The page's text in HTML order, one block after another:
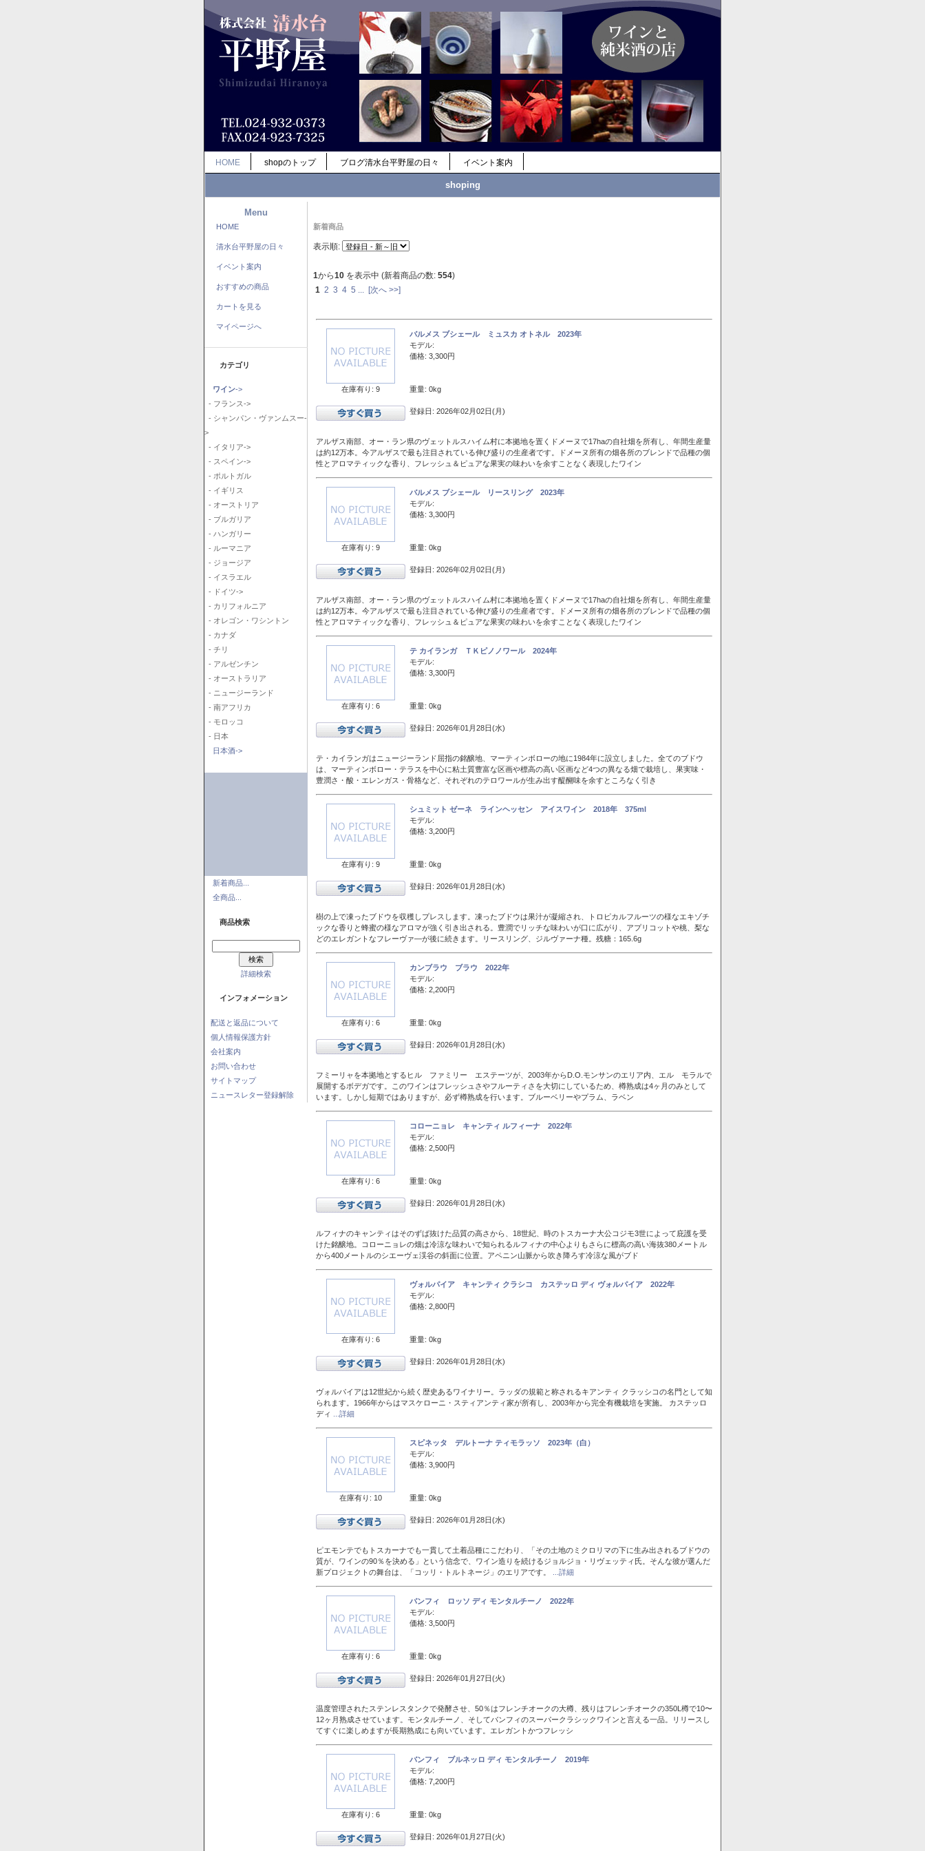
HOME shopのトップ ブログ清水台平野屋の日々 イベント案内
shoping
Menu
HOME
清水台平野屋の日々
イベント案内
おすすめの商品
カートを見る
マイページへ
カテゴリ
ワイン->
- フランス->
- シャンパン・ヴァンムスー-
>
- イタリア->
- スペイン->
- ポルトガル
- イギリス
- オーストリア
- ブルガリア
- ハンガリー
- ルーマニア
- ジョージア
- イスラエル
- ドイツ->
- カリフォルニア
- オレゴン・ワシントン
- カナダ
- チリ
- アルゼンチン
- オーストラリア
- ニュージーランド
- 南アフリカ
- モロッコ
- 日本
日本酒->
新着商品...
全商品...
商品検索
詳細検索
インフォメーション
配送と返品について
個人情報保護方針
会社案内
お問い合わせ
サイトマップ
ニュースレター登録解除
新着商品
表示順:
1から10 を表示中 (新着商品の数: 554)
1 2 3 4 5 [次へ >>]
在庫有り: 9
バルメス ブシェール ミュスカ オトネル 2023年
モデル:
価格: 3,300円
重量: 0kg
登録日: 2026年02月02日(月)
アルザス南部、オー・ラン県のヴェットルスハイム村に本拠地を置くドメーヌで17haの自社畑を所有し、年間生産量
は約12万本。今アルザスで最も注目されている伸び盛りの生産者です。ドメーヌ所有の畑各所のブレンドで品種の個
性とアロマティックな香り、フレッシュ＆ピュアな果実の味わいを余すことなく表現したワイン
在庫有り: 9
バルメス ブシェール リースリング 2023年
モデル:
価格: 3,300円
重量: 0kg
登録日: 2026年02月02日(月)
アルザス南部、オー・ラン県のヴェットルスハイム村に本拠地を置くドメーヌで17haの自社畑を所有し、年間生産量
は約12万本。今アルザスで最も注目されている伸び盛りの生産者です。ドメーヌ所有の畑各所のブレンドで品種の個
性とアロマティックな香り、フレッシュ＆ピュアな果実の味わいを余すことなく表現したワイン
在庫有り: 6
テ カイランガ ＴＫピノノワール 2024年
モデル:
価格: 3,300円
重量: 0kg
登録日: 2026年01月28日(水)
テ・カイランガはニュージーランド屈指の銘醸地、マーティンボローの地に1984年に設立しました。全てのブドウ
は、マーティンボロー・テラスを中心に粘土質豊富な区画や標高の高い区画など4つの異なる畑で栽培し、果実味・
豊潤さ・酸・エレンガス・骨格など、それぞれのテロワールが生み出す醍醐味を余すところなく引き
在庫有り: 9
シュミット ゼーネ ラインヘッセン アイスワイン 2018年 375ml
モデル:
価格: 3,200円
重量: 0kg
登録日: 2026年01月28日(水)
樹の上で凍ったブドウを収穫しプレスします。凍ったブドウは果汁が凝縮され、トロピカルフルーツの様なエキゾチ
ックな香りと蜂蜜の様なアロマが強く引き出される。豊潤でリッチな味わいが口に広がり、アプリコットや桃、梨な
どのエレガントなフレーヴァ―が後に続きます。リースリング、ジルヴァーナ種。残糖：165.6g
在庫有り: 6
カンブラウ ブラウ 2022年
モデル:
価格: 2,200円
重量: 0kg
登録日: 2026年01月28日(水)
フミーリャを本拠地とするヒル ファミリー エステーツが、2003年からD.O.モンサンのエリア内、エル モラルで
展開するボデガです。このワインはフレッシュさやフルーティさを大切にしているため、樽熟成は4ヶ月のみとして
います。しかし短期ではありますが、必ず樽熟成を行います。ブルーベリーやプラム、ラベン
在庫有り: 6
コローニョレ キャンティ ルフィーナ 2022年
モデル:
価格: 2,500円
重量: 0kg
登録日: 2026年01月28日(水)
ルフィナのキャンティはそのずば抜けた品質の高さから、18世紀、時のトスカーナ大公コジモ3世によって庇護を受
けた銘醸地。コローニョレの畑は冷涼な味わいで知られるルフィナの中心よりもさらに標高の高い海抜380メートル
から400メートルのシエーヴェ渓谷の斜面に位置。アペニン山脈から吹き降ろす冷涼な風がブド
在庫有り: 6
ヴォルパイア キャンティ クラシコ カステッロ ディ ヴォルパイア 2022年
モデル:
価格: 2,800円
重量: 0kg
登録日: 2026年01月28日(水)
ヴォルパイアは12世紀から続く歴史あるワイナリー。ラッダの規範と称されるキアンティ クラッシコの名門として知
られます。1966年からはマスケローニ・スティアンティ家が所有し、2003年から完全有機栽培を実施。 カステッロ
ディ
...詳細
在庫有り: 10
スピネッタ デルトーナ ティモラッソ 2023年（白）
モデル:
価格: 3,900円
重量: 0kg
登録日: 2026年01月28日(水)
ピエモンテでもトスカーナでも一貫して土着品種にこだわり、「その土地のミクロリマの下に生み出されるブドウの
質が、ワインの90％を決める」という信念で、ワイン造りを続けるジョルジョ・リヴェッティ氏。そんな彼が選んだ
新プロジェクトの舞台は、「コッリ・トルトネージ」のエリアです。
...詳細
在庫有り: 6
バンフィ ロッソ ディ モンタルチーノ 2022年
モデル:
価格: 3,500円
重量: 0kg
登録日: 2026年01月27日(火)
温度管理されたステンレスタンクで発酵させ、50％はフレンチオークの大樽、残りはフレンチオークの350L樽で10〜
12ヶ月熟成させています。モンタルチーノ、そしてバンフィのスーパークラシックワインと言える一品。リリースし
てすぐに楽しめますが長期熟成にも向いています。エレガントかつフレッシ
在庫有り: 6
バンフィ ブルネッロ ディ モンタルチーノ 2019年
モデル:
価格: 7,200円
重量: 0kg
登録日: 2026年01月27日(火)